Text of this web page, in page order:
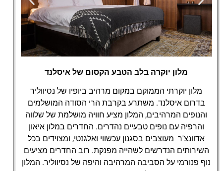
ION Adventure Hotel,
Nesjavellir
מלון יוקרה בלב הטבע הקסום של איסלנד
מלון יוקרתי הממוקם במקום מרהיב ביופיו של נסיווליר
בדרום איסלנד. משתרע בקרבת הרי הסודה המושלמים
והנופים המרהיבים, המלון מציע חוויה מושלמת של שלווה
והרפיה עם נופים טבעיים נהדרים. החדרים במלון איאון
אדוונצ'ר מעוצבים בסגנון עכשווי ואלגנטי, ומצוידים בכל
השירותים הנדרשים לשהייה מפנקת. רוב החדרים מציעים
נוף פנורמי על הסביבה המרהיבה והיפה של נסיווליר. המלון